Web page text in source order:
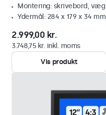
Montering: skrivebord, væg
Ydermål: 284 x 179 x 34 mm
2.999,00 kr.
3.748,75 kr. inkl. moms
Vis produkt